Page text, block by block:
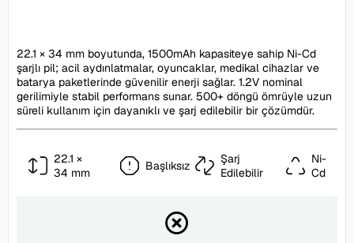
22.1 × 34 mm boyutunda, 1500mAh kapasiteye sahip Ni-Cd
şarjlı pil; acil aydınlatmalar, oyuncaklar, medikal cihazlar ve
batarya paketlerinde güvenilir enerji sağlar. 1.2V nominal
gerilimiyle stabil performans sunar. 500+ döngü ömrüyle uzun
süreli kullanım için dayanıklı ve şarj edilebilir bir çözümdür.
22.1 ×
34 mm
Başlıksız
Şarj
Edilebilir
Ni-
Cd